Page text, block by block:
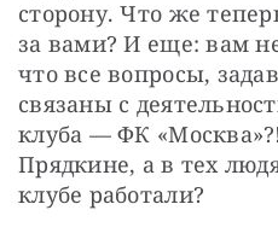
сторону. Что же
за вами? И еще: вам
что все вопросы,
связаны с
клуба — ФК
Прядкине, а в тех
клубе работали?